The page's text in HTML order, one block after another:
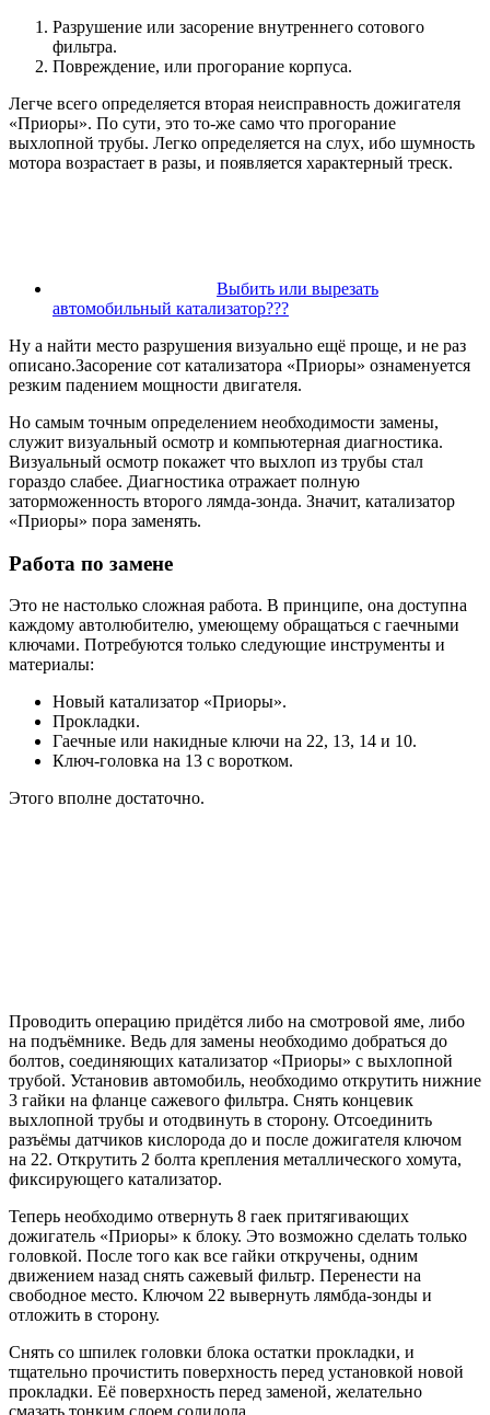
Разрушение или засорение внутреннего сотового
фильтра.
Повреждение, или прогорание корпуса.
Легче всего определяется вторая неисправность дожигателя
«Приоры». По сути, это то-же само что прогорание
выхлопной трубы. Легко определяется на слух, ибо шумность
мотора возрастает в разы, и появляется характерный треск.
Выбить или вырезать
автомобильный катализатор???
Ну а найти место разрушения визуально ещё проще, и не раз
описано.Засорение сот катализатора «Приоры» ознаменуется
резким падением мощности двигателя.
Но самым точным определением необходимости замены,
служит визуальный осмотр и компьютерная диагностика.
Визуальный осмотр покажет что выхлоп из трубы стал
гораздо слабее. Диагностика отражает полную
заторможенность второго лямда-зонда. Значит, катализатор
«Приоры» пора заменять.
Работа по замене
Это не настолько сложная работа. В принципе, она доступна
каждому автолюбителю, умеющему обращаться с гаечными
ключами. Потребуются только следующие инструменты и
материалы:
Новый катализатор «Приоры».
Прокладки.
Гаечные или накидные ключи на 22, 13, 14 и 10.
Ключ-головка на 13 с воротком.
Этого вполне достаточно.
Проводить операцию придётся либо на смотровой яме, либо
на подъёмнике. Ведь для замены необходимо добраться до
болтов, соединяющих катализатор «Приоры» с выхлопной
трубой. Установив автомобиль, необходимо открутить нижние
3 гайки на фланце сажевого фильтра. Снять концевик
выхлопной трубы и отодвинуть в сторону. Отсоединить
разъёмы датчиков кислорода до и после дожигателя ключом
на 22. Открутить 2 болта крепления металлического хомута,
фиксирующего катализатор.
Теперь необходимо отвернуть 8 гаек притягивающих
дожигатель «Приоры» к блоку. Это возможно сделать только
головкой. После того как все гайки откручены, одним
движением назад снять сажевый фильтр. Перенести на
свободное место. Ключом 22 вывернуть лямбда-зонды и
отложить в сторону.
Снять со шпилек головки блока остатки прокладки, и
тщательно прочистить поверхность перед установкой новой
прокладки. Её поверхность перед заменой, желательно